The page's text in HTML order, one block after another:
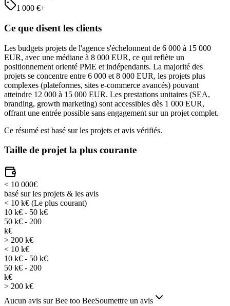
1 000 €+
Ce que disent les clients
Les budgets projets de l'agence s'échelonnent de 6 000 à 15 000
EUR, avec une médiane à 8 000 EUR, ce qui reflète un
positionnement orienté PME et indépendants. La majorité des
projets se concentre entre 6 000 et 8 000 EUR, les projets plus
complexes (plateformes, sites e-commerce avancés) pouvant
atteindre 12 000 à 15 000 EUR. Les prestations unitaires (SEA,
branding, growth marketing) sont accessibles dès 1 000 EUR,
offrant une entrée possible sans engagement sur un projet complet.
Ce résumé est basé sur les projets et avis vérifiés.
Taille de projet la plus courante
< 10 000€
basé sur les projets & les avis
< 10 k€ (Le plus courant)
10 k€ - 50 k€
50 k€ - 200
k€
> 200 k€
< 10 k€
10 k€ - 50 k€
50 k€ - 200
k€
> 200 k€
Aucun avis sur Bee too BeeSoumettre un avis